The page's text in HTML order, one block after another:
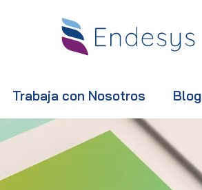
Trabaja con Nosotros Blog